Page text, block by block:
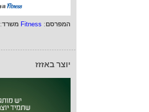
המפרסם:
Fitness משרד:
יוצר באזזז